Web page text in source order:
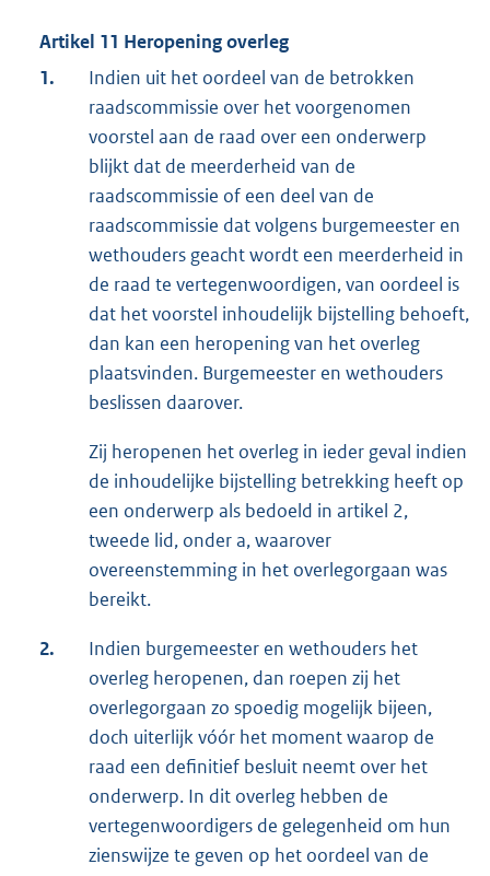
Artikel 11 Heropening overleg
1.
Indien uit het oordeel van de betrokken
raadscommissie over het voorgenomen
voorstel aan de raad over een onderwerp
blijkt dat de meerderheid van de
raadscommissie of een deel van de
raadscommissie dat volgens burgemeester en
wethouders geacht wordt een meerderheid in
de raad te vertegenwoordigen, van oordeel is
dat het voorstel inhoudelijk bijstelling behoeft,
dan kan een heropening van het overleg
plaatsvinden. Burgemeester en wethouders
beslissen daarover.
Zij heropenen het overleg in ieder geval indien
de inhoudelijke bijstelling betrekking heeft op
een onderwerp als bedoeld in artikel 2,
tweede lid, onder a, waarover
overeenstemming in het overlegorgaan was
bereikt.
2.
Indien burgemeester en wethouders het
overleg heropenen, dan roepen zij het
overlegorgaan zo spoedig mogelijk bijeen,
doch uiterlijk vóór het moment waarop de
raad een definitief besluit neemt over het
onderwerp. In dit overleg hebben de
vertegenwoordigers de gelegenheid om hun
zienswijze te geven op het oordeel van de